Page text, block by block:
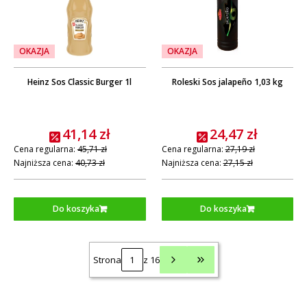
OKAZJA
Heinz Sos Classic Burger 1l
41,14 zł
Cena regularna: 45,71 zł
Najniższa cena: 40,73 zł
Do koszyka
OKAZJA
Roleski Sos jalapeño 1,03 kg
24,47 zł
Cena regularna: 27,19 zł
Najniższa cena: 27,15 zł
Do koszyka
Strona z 16 Przejdź do ostatniej